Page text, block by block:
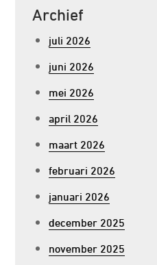
Archief
juli 2026
juni 2026
mei 2026
april 2026
maart 2026
februari 2026
januari 2026
december 2025
november 2025